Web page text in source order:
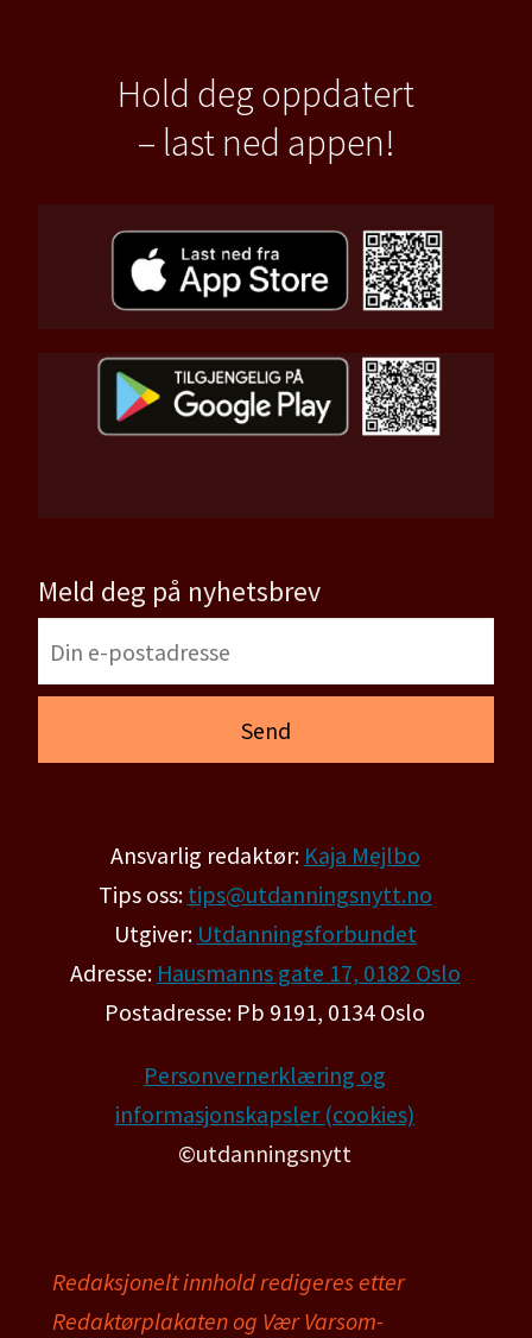
Hold deg oppdatert
– last ned appen!
Meld deg på nyhetsbrev
Ansvarlig redaktør: Kaja Mejlbo
Tips oss: tips@utdanningsnytt.no
Utgiver: Utdanningsforbundet
Adresse: Hausmanns gate 17, 0182 Oslo
Postadresse: Pb 9191, 0134 Oslo
Personvernerklæring og
informasjonskapsler (cookies)
©utdanningsnytt
Redaksjonelt innhold redigeres etter
Redaktørplakaten og Vær Varsom-